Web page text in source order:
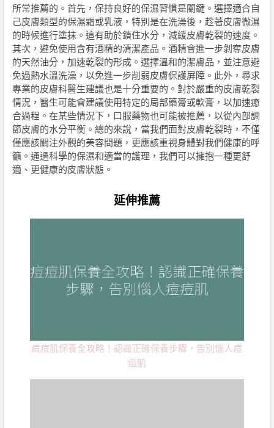
所常推薦的。首先，保持良好的保濕習慣是關鍵。選擇適合自
己皮膚類型的保濕霜或乳液，特別是在洗澡後，趁著皮膚微濕
的時候進行塗抹。這有助於鎖住水分，減緩皮膚乾裂的速度。
其次，避免使用含有酒精的清潔產品。酒精會進一步剝奪皮膚
的天然油分，加速乾裂的形成。選擇溫和的潔膚品，並注意避
免過熱水溫洗澡，以免進一步削弱皮膚保護屏障。此外，尋求
專業的皮膚科醫生建議也是十分重要的。對於嚴重的皮膚乾裂
情況，醫生可能會建議使用特定的局部藥膏或軟膏，以加速癒
合過程。在某些情況下，口服藥物也可能被推薦，以從內部調
節皮膚的水分平衡。總的來說，當我們面對皮膚乾裂時，不僅
僅應該關注外觀的美容問題，更應該重視身體對我們健康的呼
籲。通過科學的保濕和適當的護理，我們可以擁抱一種更舒
適、更健康的皮膚狀態。
延伸推薦
痘痘肌保養全攻略！認識正確保養步驟，告別惱人痘
痘肌